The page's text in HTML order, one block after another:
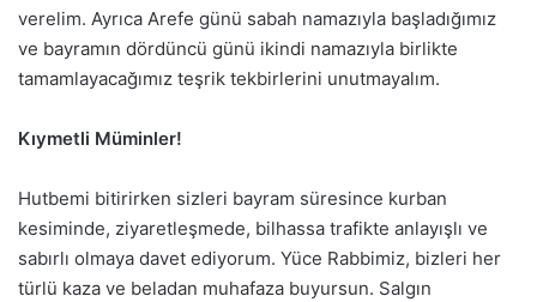
verelim. Ayrıca Arefe günü sabah namazıyla başladığımız
ve bayramın dördüncü günü ikindi namazıyla birlikte
tamamlayacağımız teşrik tekbirlerini unutmayalım.
Kıymetli Müminler!
Hutbemi bitirirken sizleri bayram süresince kurban
kesiminde, ziyaretleşmede, bilhassa trafikte anlayışlı ve
sabırlı olmaya davet ediyorum. Yüce Rabbimiz, bizleri her
türlü kaza ve beladan muhafaza buyursun. Salgın